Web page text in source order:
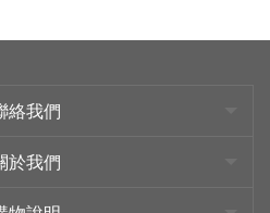
絡我們
於我們